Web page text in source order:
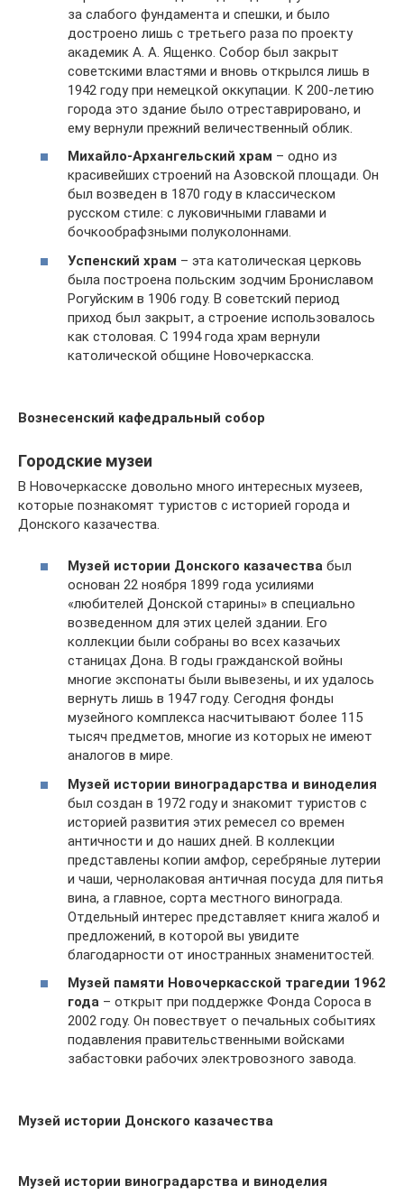
за слабого фундамента и спешки, и было
достроено лишь с третьего раза по проекту
академик А. А. Ященко. Собор был закрыт
советскими властями и вновь открылся лишь в
1942 году при немецкой оккупации. К 200-летию
города это здание было отреставрировано, и
ему вернули прежний величественный облик.
Михайло-Архангельский храм – одно из
красивейших строений на Азовской площади. Он
был возведен в 1870 году в классическом
русском стиле: с луковичными главами и
бочкообрафзными полуколоннами.
Успенский храм – эта католическая церковь
была построена польским зодчим Брониславом
Рогуйским в 1906 году. В советский период
приход был закрыт, а строение использовалось
как столовая. С 1994 года храм вернули
католической общине Новочеркасска.
Вознесенский кафедральный собор
Городские музеи
В Новочеркасске довольно много интересных музеев,
которые познакомят туристов с историей города и
Донского казачества.
Музей истории Донского казачества был
основан 22 ноября 1899 года усилиями
«любителей Донской старины» в специально
возведенном для этих целей здании. Его
коллекции были собраны во всех казачьих
станицах Дона. В годы гражданской войны
многие экспонаты были вывезены, и их удалось
вернуть лишь в 1947 году. Сегодня фонды
музейного комплекса насчитывают более 115
тысяч предметов, многие из которых не имеют
аналогов в мире.
Музей истории виноградарства и виноделия
был создан в 1972 году и знакомит туристов с
историей развития этих ремесел со времен
античности и до наших дней. В коллекции
представлены копии амфор, серебряные лутерии
и чаши, чернолаковая античная посуда для питья
вина, а главное, сорта местного винограда.
Отдельный интерес представляет книга жалоб и
предложений, в которой вы увидите
благодарности от иностранных знаменитостей.
Музей памяти Новочеркасской трагедии 1962
года – открыт при поддержке Фонда Сороса в
2002 году. Он повествует о печальных событиях
подавления правительственными войсками
забастовки рабочих электровозного завода.
Музей истории Донского казачества
Музей истории виноградарства и виноделия